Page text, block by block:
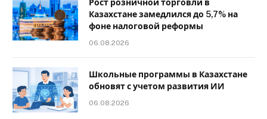
Рост розничной торговли в
Казахстане замедлился до 5,7% на
фоне налоговой реформы
06.08.2026
Школьные программы в Казахстане
обновят с учетом развития ИИ
06.08.2026